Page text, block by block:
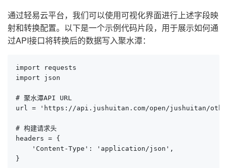
通过轻易云平台，我们可以使用可视化界面进行上述字段映
射和转换配置。以下是一个示例代码片段，用于展示如何通
过API接口将转换后的数据写入聚水潭：
import requests
import json
# 聚水潭API URL
url = 'https://api.jushuitan.com/open/jushuitan/
# 构建请求头
headers = {
    'Content-Type': 'application/json',
}